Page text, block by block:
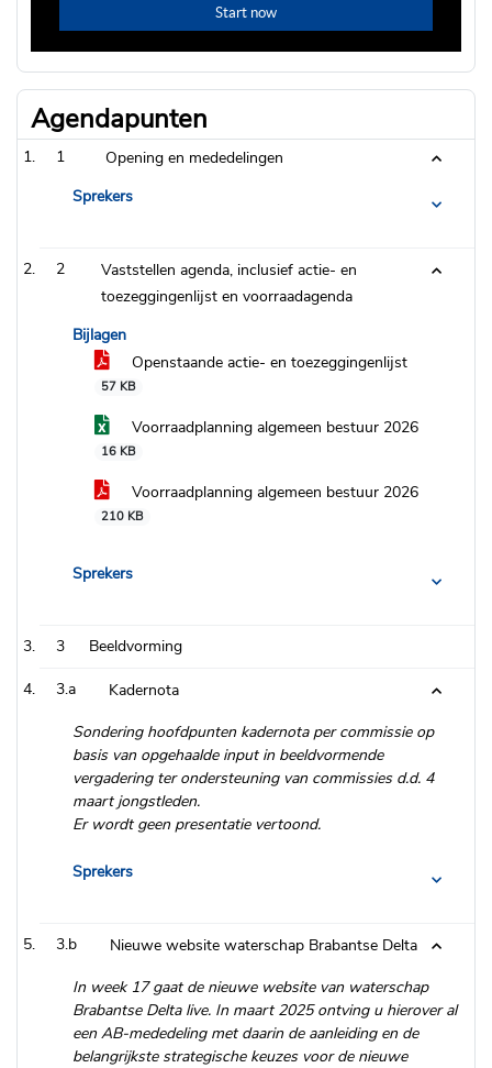
Agendapunten
1
Opening en mededelingen
Sprekers
2
Vaststellen agenda, inclusief actie- en
toezeggingenlijst en voorraadagenda
Bijlagen
Openstaande actie- en toezeggingenlijst
57 KB
Voorraadplanning algemeen bestuur 2026
16 KB
Voorraadplanning algemeen bestuur 2026
210 KB
Sprekers
3 Beeldvorming
3.a
Kadernota
Sondering hoofdpunten kadernota per commissie op
basis van opgehaalde input in beeldvormende
vergadering ter ondersteuning van commissies d.d. 4
maart jongstleden.
Er wordt geen presentatie vertoond.
Sprekers
3.b
Nieuwe website waterschap Brabantse Delta
In week 17 gaat de nieuwe website van waterschap
Brabantse Delta live. In maart 2025 ontving u hierover al
een AB‑mededeling met daarin de aanleiding en de
belangrijkste strategische keuzes voor de nieuwe